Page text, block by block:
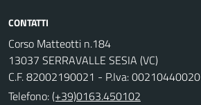
CONTATTI
Corso Matteotti n.184
13037 SERRAVALLE SESIA (VC)
C.F. 82002190021 - P.Iva: 00210440020
Telefono:(+39)0163.450102